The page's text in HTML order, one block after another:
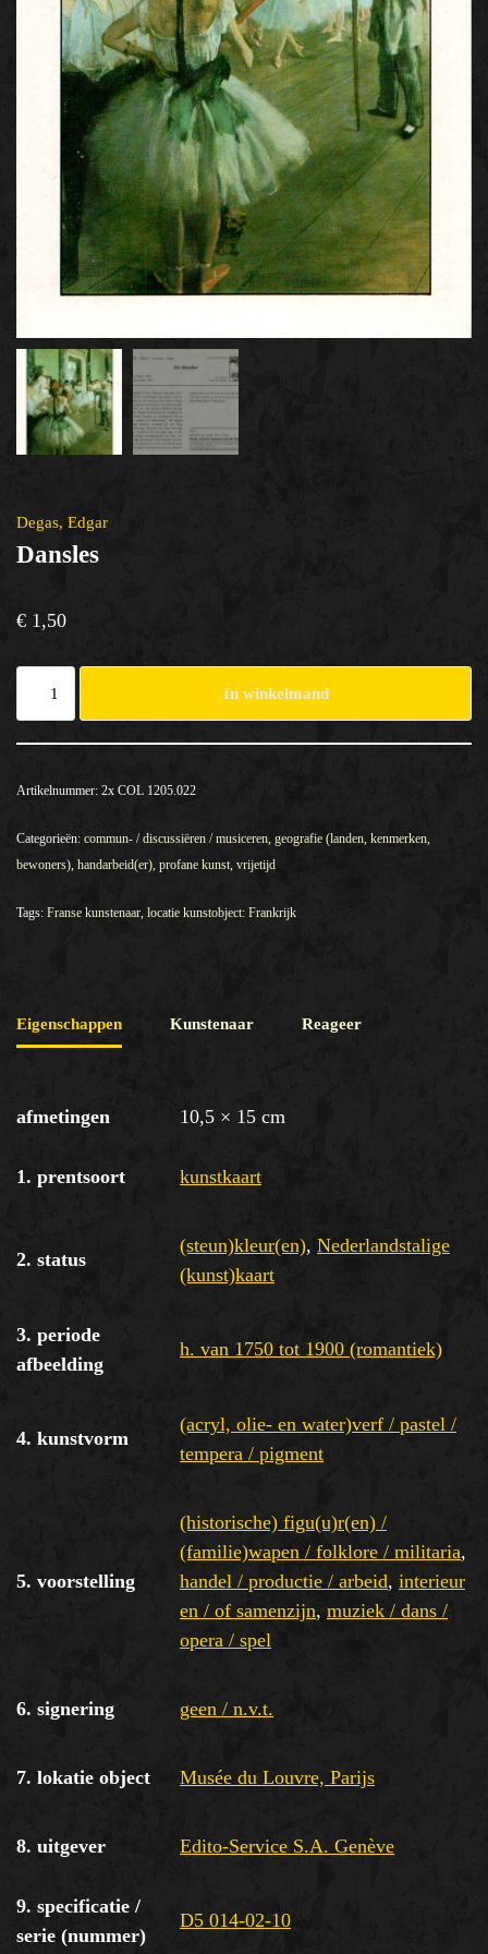
Degas, Edgar
Dansles
€ 1,50
In winkelmand
Artikelnummer: 2x COL 1205.022
Categorieën: commun- / discussiëren / musiceren, geografie (landen, kenmerken,
bewoners), handarbeid(er), profane kunst, vrijetijd
Tags: Franse kunstenaar, locatie kunstobject: Frankrijk
Eigenschappen Kunstenaar Reageer
afmetingen 10,5 × 15 cm
1. prentsoort kunstkaart
2. status
(steun)kleur(en), Nederlandstalige
(kunst)kaart
3. periode
afbeelding
h. van 1750 tot 1900 (romantiek)
4. kunstvorm
(acryl, olie- en water)verf / pastel /
tempera / pigment
5. voorstelling
(historische) figu(u)r(en) /
(familie)wapen / folklore / militaria,
handel / productie / arbeid, interieur
en / of samenzijn, muziek / dans /
opera / spel
6. signering geen / n.v.t.
7. lokatie object Musée du Louvre, Parijs
8. uitgever Edito-Service S.A. Genève
9. specificatie /
serie (nummer)
D5 014-02-10